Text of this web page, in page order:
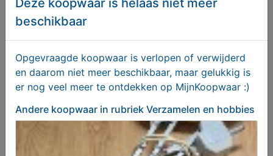
€ 25,00
Deze koopwaar is helaas niet meer
beschikbaar
Opgevraagde koopwaar is verlopen of verwijderd
en daarom niet meer beschikbaar, maar gelukkig is
er nog veel meer te ontdekken op MijnKoopwaar :)
Andere koopwaar in rubriek Verzamelen en hobbies